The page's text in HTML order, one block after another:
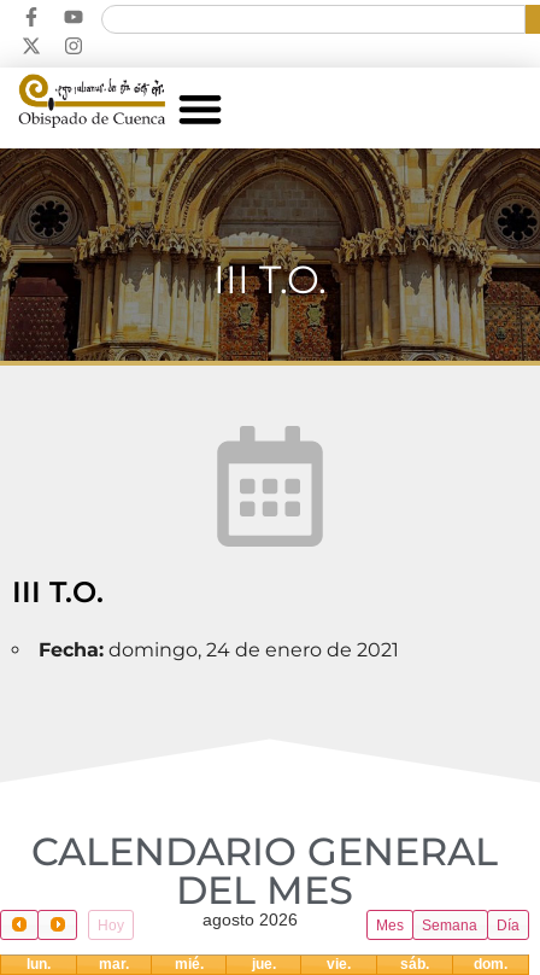
III T.O.
III T.O.
Fecha: domingo, 24 de enero de 2021
CALENDARIO GENERAL
DEL MES​
Hoy Mes Semana Día
agosto 2026
lun. mar. mié. jue. vie. sáb.
dom.